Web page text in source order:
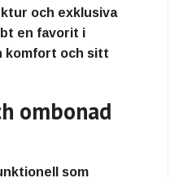
och exklusiva
en favorit i
komfort och sitt
ombonad
som